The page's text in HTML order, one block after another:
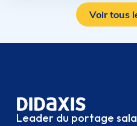
Voir tous
Leader du portage